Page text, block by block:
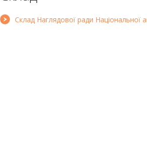
Склад Наглядової ради Національної